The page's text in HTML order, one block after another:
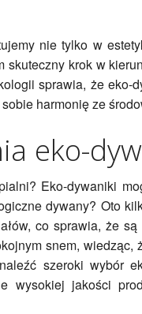
nie tylko w
skuteczny krok w
sprawia, że eko-
harmonię ze
eko-
Eko-dywaniki
dywany? Oto
co sprawia, że
snem, wiedząc,
szeroki wybór
wysokiej jakości